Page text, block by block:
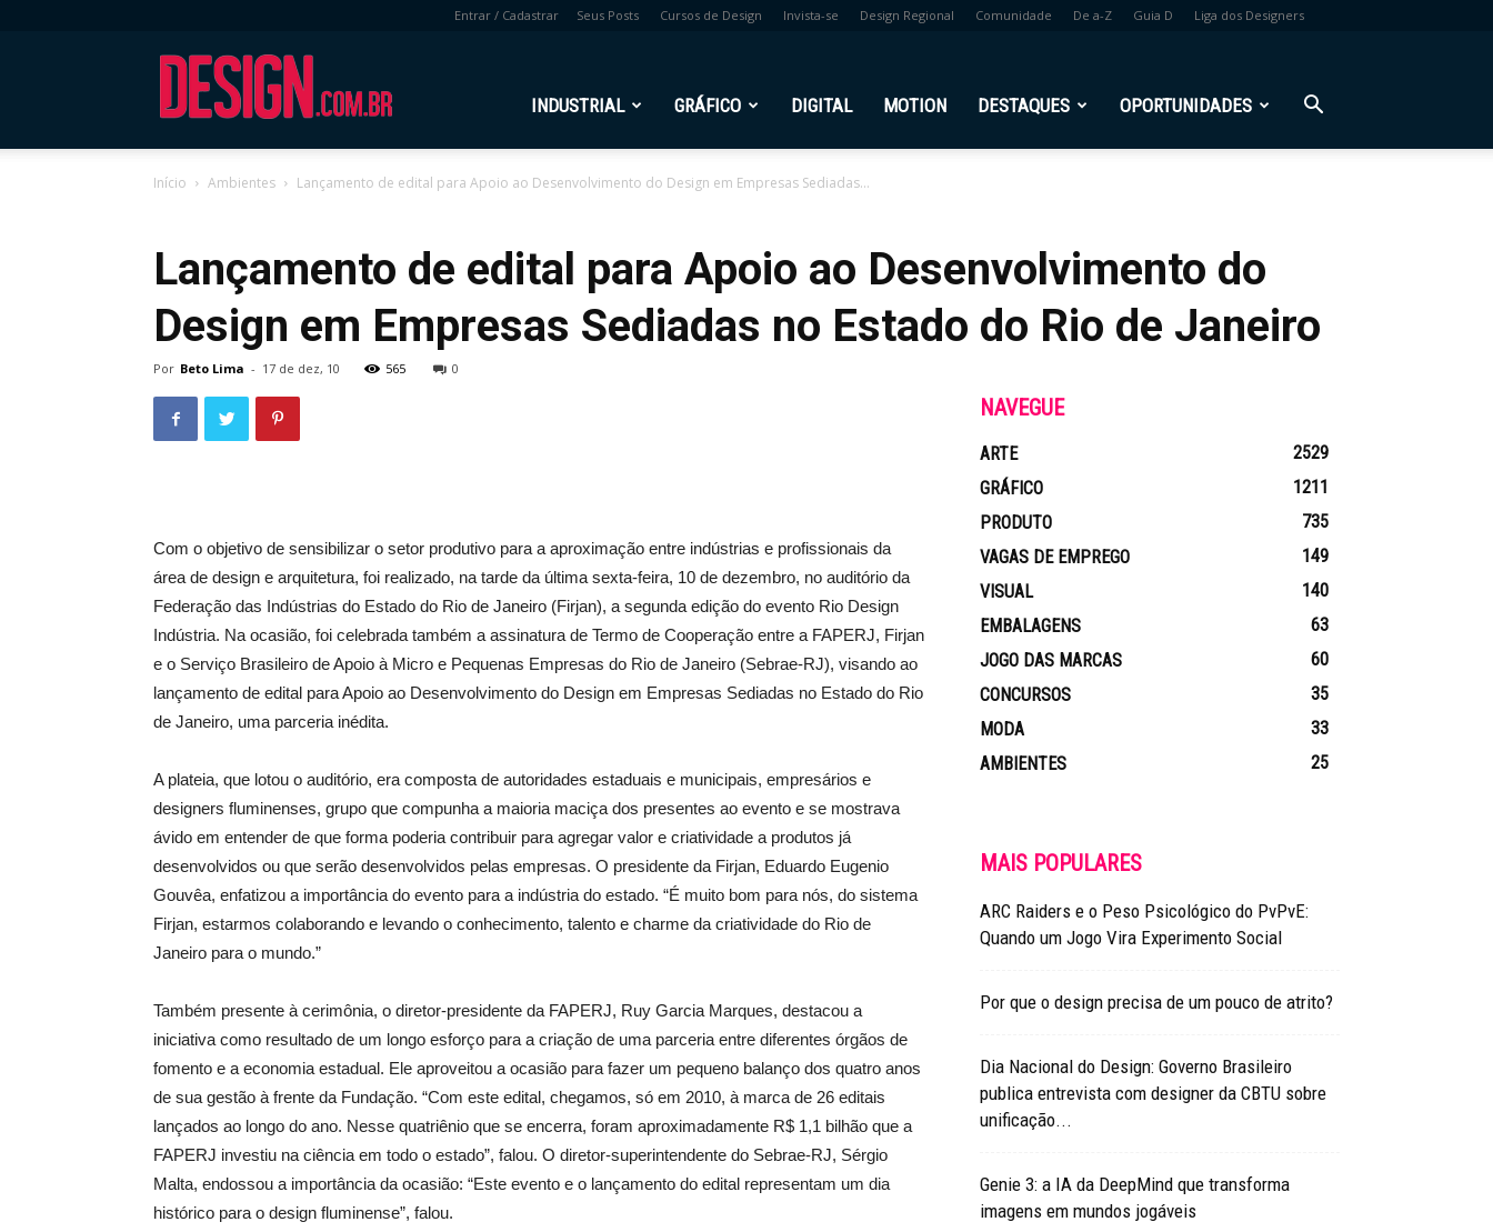
Entrar / Cadastrar Seus Posts Cursos de Design Invista-se Design Regional Comunidade De a-Z Guia D Liga dos Designers
INDUSTRIAL GRÁFICO DIGITAL MOTION DESTAQUES OPORTUNIDADES
Início Ambientes Lançamento de edital para Apoio ao Desenvolvimento do Design em Empresas Sediadas...
Lançamento de edital para Apoio ao Desenvolvimento do
Design em Empresas Sediadas no Estado do Rio de Janeiro
Por Beto Lima - 17 de dez, 10 565 0
Com o objetivo de sensibilizar o setor produtivo para a aproximação entre indústrias e profissionais da
área de design e arquitetura, foi realizado, na tarde da última sexta-feira, 10 de dezembro, no auditório da
Federação das Indústrias do Estado do Rio de Janeiro (Firjan), a segunda edição do evento Rio Design
Indústria. Na ocasião, foi celebrada também a assinatura de Termo de Cooperação entre a FAPERJ, Firjan
e o Serviço Brasileiro de Apoio à Micro e Pequenas Empresas do Rio de Janeiro (Sebrae-RJ), visando ao
lançamento de edital para Apoio ao Desenvolvimento do Design em Empresas Sediadas no Estado do Rio
de Janeiro, uma parceria inédita.
A plateia, que lotou o auditório, era composta de autoridades estaduais e municipais, empresários e
designers fluminenses, grupo que compunha a maioria maciça dos presentes ao evento e se mostrava
ávido em entender de que forma poderia contribuir para agregar valor e criatividade a produtos já
desenvolvidos ou que serão desenvolvidos pelas empresas. O presidente da Firjan, Eduardo Eugenio
Gouvêa, enfatizou a importância do evento para a indústria do estado. “É muito bom para nós, do sistema
Firjan, estarmos colaborando e levando o conhecimento, talento e charme da criatividade do Rio de
Janeiro para o mundo.”
Também presente à cerimônia, o diretor-presidente da FAPERJ, Ruy Garcia Marques, destacou a
iniciativa como resultado de um longo esforço para a criação de uma parceria entre diferentes órgãos de
fomento e a economia estadual. Ele aproveitou a ocasião para fazer um pequeno balanço dos quatro anos
de sua gestão à frente da Fundação. “Com este edital, chegamos, só em 2010, à marca de 26 editais
lançados ao longo do ano. Nesse quatriênio que se encerra, foram aproximadamente R$ 1,1 bilhão que a
FAPERJ investiu na ciência em todo o estado”, falou. O diretor-superintendente do Sebrae-RJ, Sérgio
Malta, endossou a importância da ocasião: “Este evento e o lançamento do edital representam um dia
histórico para o design fluminense”, falou.
NAVEGUE
ARTE
2529
GRÁFICO
1211
PRODUTO
735
VAGAS DE EMPREGO
149
VISUAL
140
EMBALAGENS
63
JOGO DAS MARCAS
60
CONCURSOS
35
MODA
33
AMBIENTES
25
MAIS POPULARES
ARC Raiders e o Peso Psicológico do PvPvE:
Quando um Jogo Vira Experimento Social
Por que o design precisa de um pouco de atrito?
Dia Nacional do Design: Governo Brasileiro
publica entrevista com designer da CBTU sobre
unificação...
Genie 3: a IA da DeepMind que transforma
imagens em mundos jogáveis